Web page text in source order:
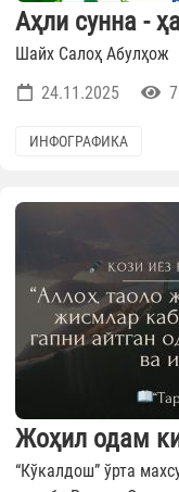
Аҳли сунна -
Шайх Салоҳ Абулҳож
24.11.2025
ИНФОГРАФИКА
Жоҳил одам
“Кўкалдош” ўрта